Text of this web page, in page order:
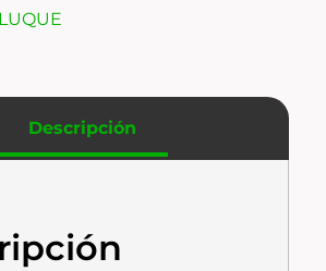
Descripción